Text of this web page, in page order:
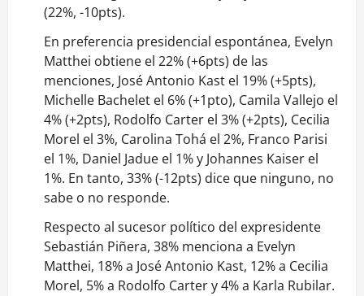
(22%, -10pts).
En preferencia presidencial espontánea, Evelyn
Matthei obtiene el 22% (+6pts) de las
menciones, José Antonio Kast el 19% (+5pts),
Michelle Bachelet el 6% (+1pto), Camila Vallejo el
4% (+2pts), Rodolfo Carter el 3% (+2pts), Cecilia
Morel el 3%, Carolina Tohá el 2%, Franco Parisi
el 1%, Daniel Jadue el 1% y Johannes Kaiser el
1%. En tanto, 33% (-12pts) dice que ninguno, no
sabe o no responde.
Respecto al sucesor político del expresidente
Sebastián Piñera, 38% menciona a Evelyn
Matthei, 18% a José Antonio Kast, 12% a Cecilia
Morel, 5% a Rodolfo Carter y 4% a Karla Rubilar.